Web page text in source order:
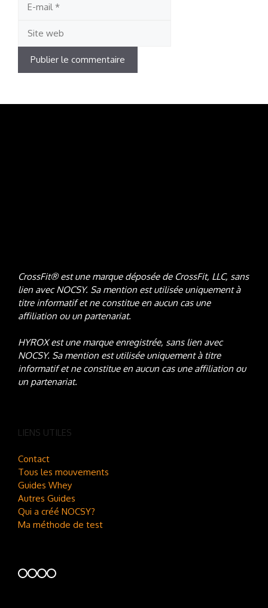
CrossFit® est une marque déposée de CrossFit, LLC, sans
lien avec NOCSY. Sa mention est utilisée uniquement à
titre informatif et ne constitue en aucun cas une
affiliation ou un partenariat.
HYROX est une marque enregistrée, sans lien avec
NOCSY. Sa mention est utilisée uniquement à titre
informatif et ne constitue en aucun cas une affiliation ou
un partenariat.
LIENS UTILES
Contact
Tous les mouvements
Guides Whey
Autres Guides
Qui a créé NOCSY?
Ma méthode de test